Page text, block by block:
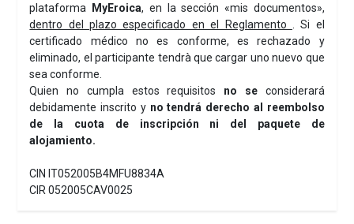
plataforma
MyEroica, en la sección «mis documentos»,
dentro del plazo especificado en el Reglamento
. Si el
certificado médico no es conforme, es rechazado y
eliminado, el participante tendrà que cargar uno nuevo que
sea conforme.
Quien no cumpla estos requisitos no seconsiderará
debidamente inscrito y no tendrá derecho al reembolso
de la cuota de inscripción ni del paquete de
alojamiento.
CIN IT052005B4MFU8834A
CIR 052005CAV0025